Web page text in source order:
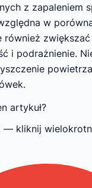
z zapaleniem
w
również
i podrażnienie.
artykuł?
— kliknij